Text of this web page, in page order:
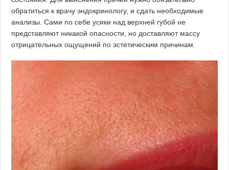
обратиться к врачу эндокринологу, и сдать необходимые
анализы. Сами по себе усики над верхней губой не
представляют никакой опасности, но доставляют массу
отрицательных ощущений по эстетическим причинам.